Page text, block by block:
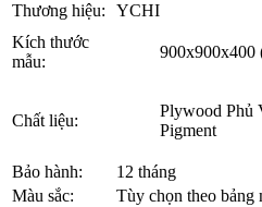
Thương hiệu:
YCHI
Kích thước
mẫu:
900x900x400
Chất liệu:
Plywood Phủ
Pigment
Bảo hành:
12 tháng
Màu sắc:
Tùy chọn theo bảng